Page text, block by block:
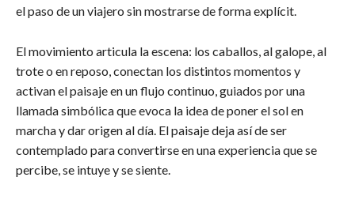
el paso de un viajero sin mostrarse de forma explícit.
El movimiento articula la escena: los caballos, al galope, al
trote o en reposo, conectan los distintos momentos y
activan el paisaje en un flujo continuo, guiados por una
llamada simbólica que evoca la idea de poner el sol en
marcha y dar origen al día. El paisaje deja así de ser
contemplado para convertirse en una experiencia que se
percibe, se intuye y se siente.